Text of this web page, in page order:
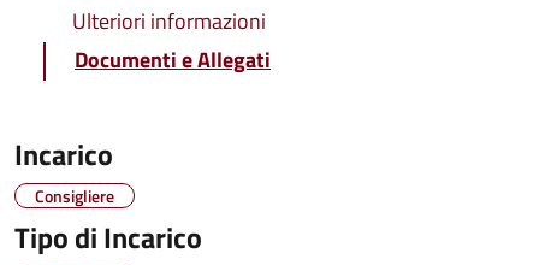
Ulteriori informazioni
Documenti e Allegati
Incarico
Consigliere
Tipo di Incarico